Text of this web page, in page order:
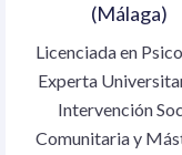
(Málaga)
Licenciada en
Experta
Intervención
Comunitaria y